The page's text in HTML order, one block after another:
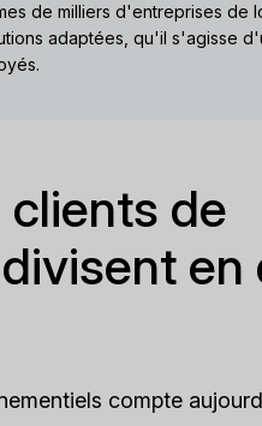
de milliers d'entreprises de
adaptées, qu'il s'agisse
clients de
en
compte